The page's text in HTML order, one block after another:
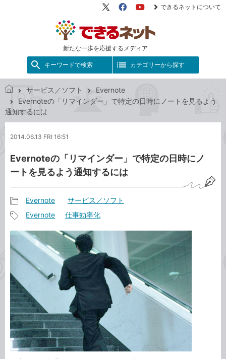
新たな一歩を応援するメディア
X（旧
FacebookYouTube
できるネットについて
キーワードで検索 カテゴリーから探す
で
き
ッ
サービス／ソフト
Evernote
Evernoteの「リマインダー」で特定の日時にノートを見るよう
通知するには
2014.06.13 FRI 16:51
Evernoteの「リマインダー」で特定の日時にノ
ートを見るよう通知するには
事
カ
ゴ
Evernote サービス／ソフト
事
グ
Evernote 仕事効率化